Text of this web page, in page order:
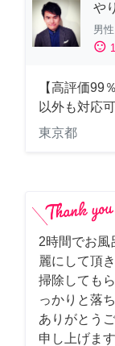
や
男性
sentiment_satisfied
【高評価99
以外も対応可
東京都
2時間でお風
麗にして頂
掃除しても
っかりと落
ありがとう
申し上げま